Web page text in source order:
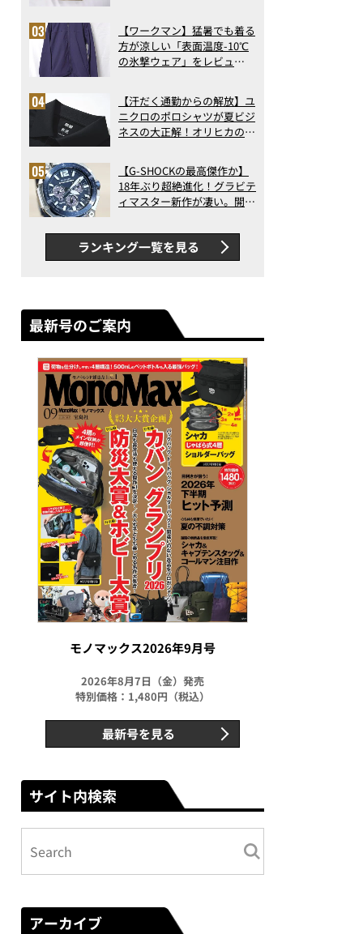
記事ランキングベスト3】
（2026年6月版）
【ワークマン】猛暑でも着る
方が涼しい「表面温度-10℃
の氷撃ウェア」をレビュ
【汗だく通勤からの解放】ユ
ニクロのポロシャツが夏ビジ
ネスの大正解！オリヒカの透
アの実力
【G-SHOCKの最高傑作か】
18年ぶり超絶進化！グラビテ
ィマスター新作が凄い。開発
新ムーブメントの衝撃
ランキング一覧を見る
最新号のご案内
モノマックス2026年9月号
2026年8月7日（金）発売
特別価格：1,480円（税込）
最新号を見る
サイト内検索
アーカイブ